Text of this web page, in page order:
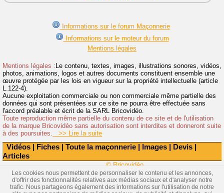
Vidéos | Fiches | Toute la maçonnerie | Images | Devis |
Articles
Informations sur le forum Maçonnerie
Informations sur le moteur du forum
Mentions légales
Mentions légales :Le contenu, textes, images, illustrations sonores, vidéos,
photos, animations, logos et autres documents constituent ensemble une
œuvre protégée par les lois en vigueur sur la propriété intellectuelle (article
L.122-4).
Aucune exploitation commerciale ou non commerciale même partielle des
données qui sont présentées sur ce site ne pourra être effectuée sans
l'accord préalable et écrit de la SARL Bricovidéo.
Toute reproduction même partielle du contenu de ce site et de l'utilisation
de la marque Bricovidéo sans autorisation sont interdites et donneront suite
à des poursuites.
>> Lire la suite
© Bricovidéo
Les cookies nous permettent de personnaliser le contenu et les annonces,
d'offrir des fonctionnalités relatives aux médias sociaux et d'analyser notre
trafic. Nous partageons également des informations sur l'utilisation de notre